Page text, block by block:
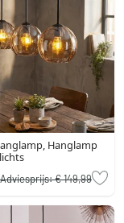
Hanglamp
Adviesprijs:€ 149,99